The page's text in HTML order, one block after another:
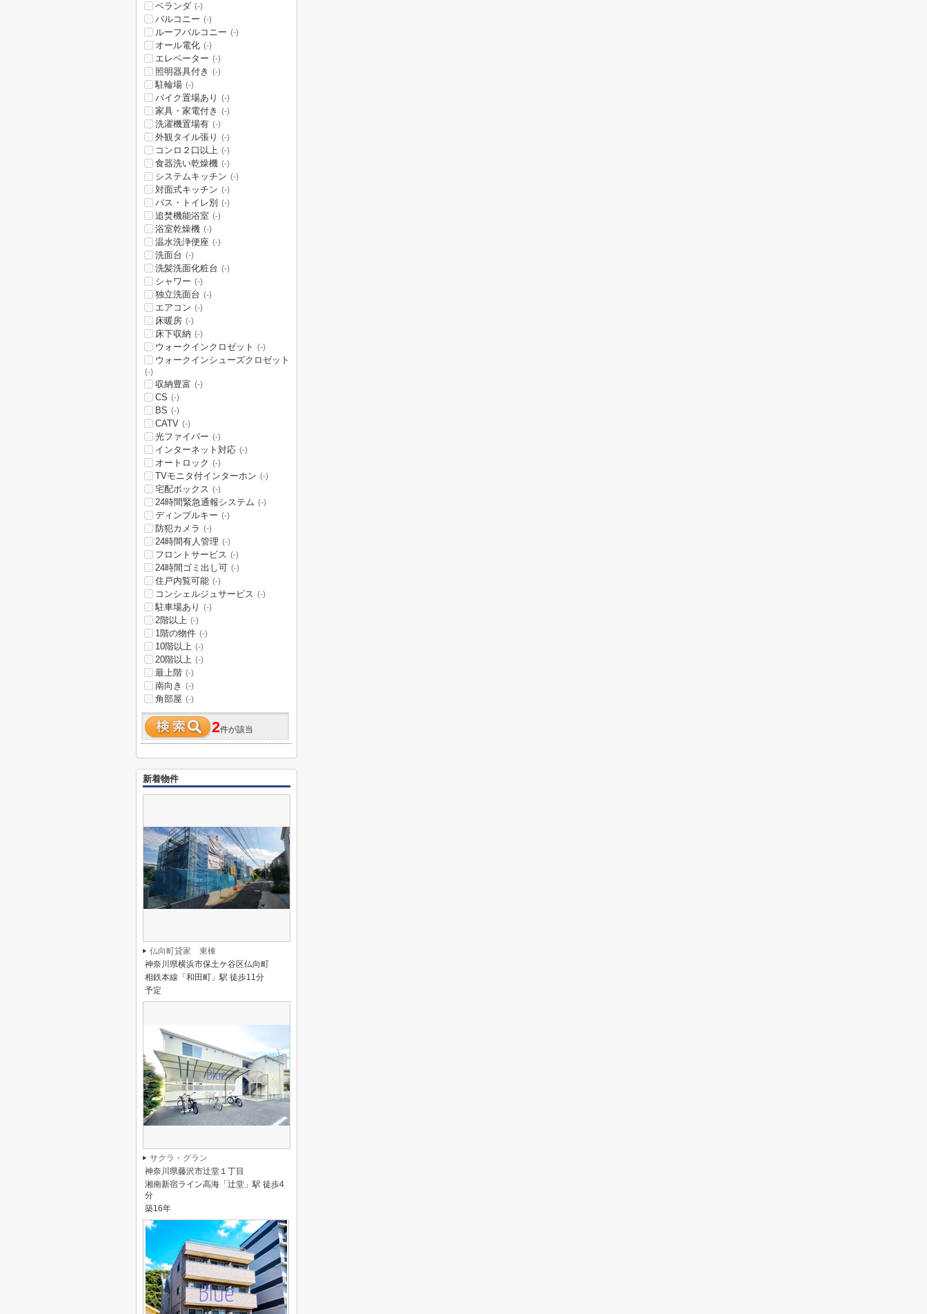
ベランダ (-)
バルコニー (-)
ルーフバルコニー (-)
オール電化 (-)
エレベーター (-)
照明器具付き (-)
駐輪場 (-)
バイク置場あり (-)
家具・家電付き (-)
洗濯機置場有 (-)
外観タイル張り (-)
コンロ２口以上 (-)
食器洗い乾燥機 (-)
システムキッチン (-)
対面式キッチン (-)
バス・トイレ別 (-)
追焚機能浴室 (-)
浴室乾燥機 (-)
温水洗浄便座 (-)
洗面台 (-)
洗髪洗面化粧台 (-)
シャワー (-)
独立洗面台 (-)
エアコン (-)
床暖房 (-)
床下収納 (-)
ウォークインクロゼット (-)
ウォークインシューズクロゼット
(-)
収納豊富 (-)
CS (-)
BS (-)
CATV (-)
光ファイバー (-)
インターネット対応 (-)
オートロック (-)
TVモニタ付インターホン (-)
宅配ボックス (-)
24時間緊急通報システム (-)
ディンプルキー (-)
防犯カメラ (-)
24時間有人管理 (-)
フロントサービス (-)
24時間ゴミ出し可 (-)
住戸内覧可能 (-)
コンシェルジュサービス (-)
駐車場あり (-)
2階以上 (-)
1階の物件 (-)
10階以上 (-)
20階以上 (-)
最上階 (-)
南向き (-)
角部屋 (-)
2件が該当
新着物件
仏向町貸家 東棟
神奈川県横浜市保土ケ谷区仏向町
相鉄本線「和田町」駅 徒歩11分
予定
サクラ・グラン
神奈川県藤沢市辻堂１丁目
湘南新宿ライン高海「辻堂」駅 徒歩4
分
築16年